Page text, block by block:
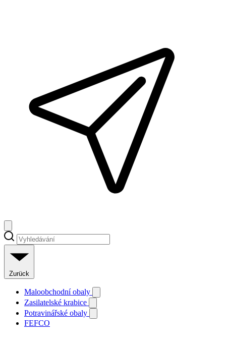
Zurück
Maloobchodní obaly
Zasilatelské krabice
Potravinářské obaly
FEFCO